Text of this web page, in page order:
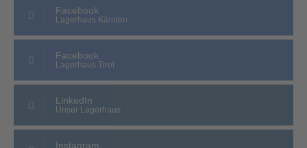
Facebook
Lagerhaus Kärnten
Facebook
Lagerhaus Tirol
LinkedIn
Unser Lagerhaus
Instagram